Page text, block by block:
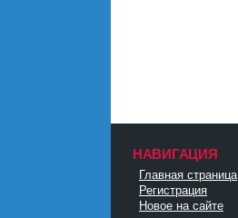
НАВИГАЦИЯ
Главная страница
Регистрация
Новое на сайте